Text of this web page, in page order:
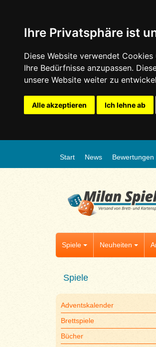
Ihre Privatsphäre ist
Diese Website verwendet
Ihre Bedürfnisse anzupassen.
unsere Website weiter zu
Alle akzeptieren Ich lehne ab
Start News Bewertungen
Spiele Neuheiten
Spiele
Adventskalender
Brettspiele
Bücher